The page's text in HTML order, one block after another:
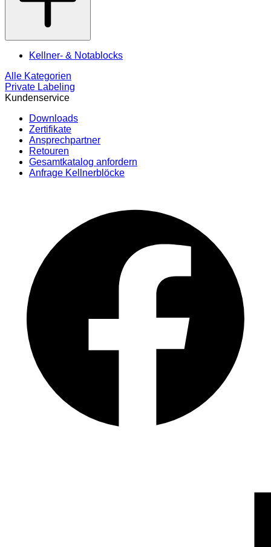
Kellner- & Notablocks
Alle Kategorien
Private Labeling
Kundenservice
Downloads
Zertifikate
Ansprechpartner
Retouren
Gesamtkatalog anfordern
Anfrage Kellnerblöcke